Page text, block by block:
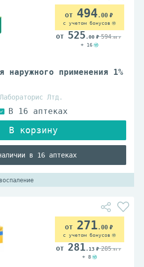
наружного применения 1%
Лтд.
в 16 аптеках
494.00
с учетом бонусов
525 .00 594.00
+ 16
271.00
с учетом бонусов
281 .13 285.94
+ 8